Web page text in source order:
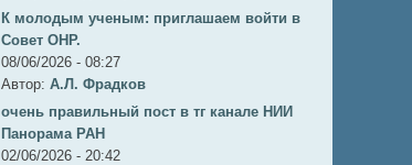
К молодым ученым: приглашаем войти в
Совет ОНР.
08/06/2026 - 08:27
Автор: А.Л. Фрадков
очень правильный пост в тг канале НИИ
Панорама РАН
02/06/2026 - 20:42